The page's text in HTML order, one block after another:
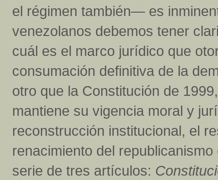
el régimen también— es
venezolanos debemos tener
cuál es el marco jurídico que
consumación definitiva de la
otro que la Constitución de
mantiene su vigencia moral y
reconstrucción institucional, el
renacimiento del
serie de tres artículos: